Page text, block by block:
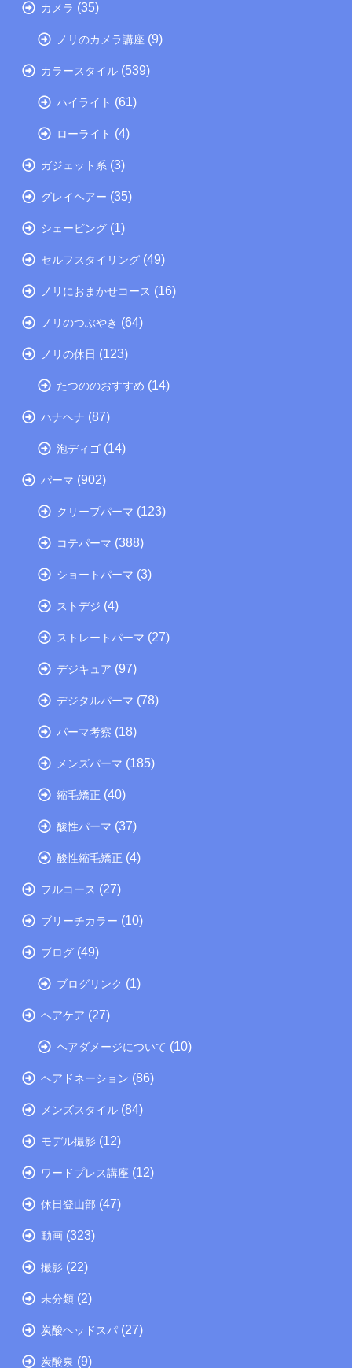
カメラ (35)
ノリのカメラ講座 (9)
カラースタイル (539)
ハイライト (61)
ローライト (4)
ガジェット系 (3)
グレイヘアー (35)
シェービング (1)
セルフスタイリング (49)
ノリにおまかせコース (16)
ノリのつぶやき (64)
ノリの休日 (123)
たつののおすすめ (14)
ハナヘナ (87)
泡ディゴ (14)
パーマ (902)
クリープパーマ (123)
コテパーマ (388)
ショートパーマ (3)
ストデジ (4)
ストレートパーマ (27)
デジキュア (97)
デジタルパーマ (78)
パーマ考察 (18)
メンズパーマ (185)
縮毛矯正 (40)
酸性パーマ (37)
酸性縮毛矯正 (4)
フルコース (27)
ブリーチカラー (10)
ブログ (49)
ブログリンク (1)
ヘアケア (27)
ヘアダメージについて (10)
ヘアドネーション (86)
メンズスタイル (84)
モデル撮影 (12)
ワードプレス講座 (12)
休日登山部 (47)
動画 (323)
撮影 (22)
未分類 (2)
炭酸ヘッドスパ (27)
炭酸泉 (9)